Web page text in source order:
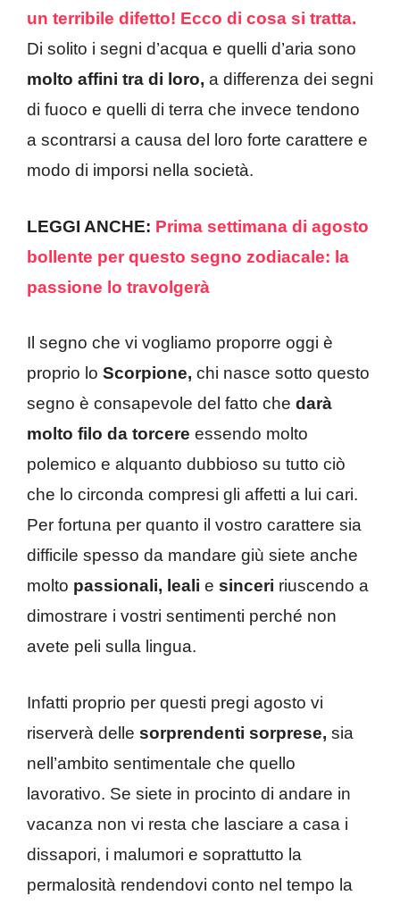
un terribile difetto! Ecco di cosa si tratta.
Di solito i segni d’acqua e quelli d’aria sono
molto affini tra di loro, a differenza dei segni
di fuoco e quelli di terra che invece tendono
a scontrarsi a causa del loro forte carattere e
modo di imporsi nella società.
LEGGI ANCHE: Prima settimana di agosto
bollente per questo segno zodiacale: la
passione lo travolgerà
Il segno che vi vogliamo proporre oggi è
proprio lo Scorpione, chi nasce sotto questo
segno è consapevole del fatto che darà
molto filo da torcere essendo molto
polemico e alquanto dubbioso su tutto ciò
che lo circonda compresi gli affetti a lui cari.
Per fortuna per quanto il vostro carattere sia
difficile spesso da mandare giù siete anche
molto passionali, leali e sinceri riuscendo a
dimostrare i vostri sentimenti perché non
avete peli sulla lingua.
Infatti proprio per questi pregi agosto vi
riserverà delle sorprendenti sorprese, sia
nell’ambito sentimentale che quello
lavorativo. Se siete in procinto di andare in
vacanza non vi resta che lasciare a casa i
dissapori, i malumori e soprattutto la
permalosità rendendovi conto nel tempo la